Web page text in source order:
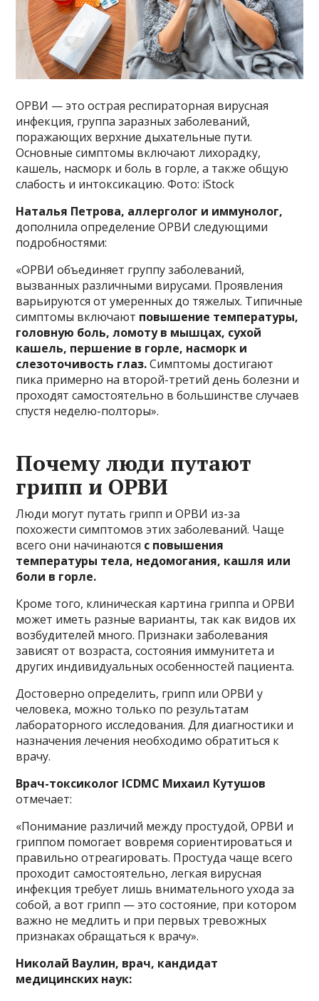
ОРВИ — это острая респираторная вирусная
инфекция, группа заразных заболеваний,
поражающих верхние дыхательные пути.
Основные симптомы включают лихорадку,
кашель, насморк и боль в горле, а также общую
слабость и интоксикацию. Фото: iStock
Наталья Петрова, аллерголог и иммунолог,
дополнила определение ОРВИ следующими
подробностями:
«ОРВИ объединяет группу заболеваний,
вызванных различными вирусами. Проявления
варьируются от умеренных до тяжелых. Типичные
симптомы включают повышение температуры,
головную боль, ломоту в мышцах, сухой
кашель, першение в горле, насморк и
слезоточивость глаз.Симптомы достигают
пика примерно на второй-третий день болезни и
проходят самостоятельно в большинстве случаев
спустя неделю-полторы».
Почему люди путают
грипп и ОРВИ
Люди могут путать грипп и ОРВИ из-за
похожести симптомов этих заболеваний. Чаще
всего они начинаются с повышения
температуры тела, недомогания, кашля или
боли в горле.
Кроме того, клиническая картина гриппа и ОРВИ
может иметь разные варианты, так как видов их
возбудителей много. Признаки заболевания
зависят от возраста, состояния иммунитета и
других индивидуальных особенностей пациента.
Достоверно определить, грипп или ОРВИ у
человека, можно только по результатам
лабораторного исследования. Для диагностики и
назначения лечения необходимо обратиться к
врачу.
Врач-токсиколог ICDMC Михаил Кутушов
отмечает:
«Понимание различий между простудой, ОРВИ и
гриппом помогает вовремя сориентироваться и
правильно отреагировать. Простуда чаще всего
проходит самостоятельно, легкая вирусная
инфекция требует лишь внимательного ухода за
собой, а вот грипп — это состояние, при котором
важно не медлить и при первых тревожных
признаках обращаться к врачу».
Николай Ваулин, врач, кандидат
медицинских наук: